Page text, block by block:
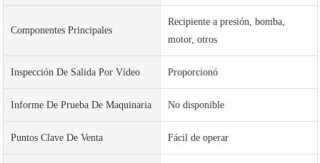
Componentes Principales
Recipiente a presión, bomba,
motor, otros
Inspección De Salida Por Vídeo Proporcionó
Informe De Prueba De Maquinaria No disponible
Puntos Clave De Venta Fácil de operar